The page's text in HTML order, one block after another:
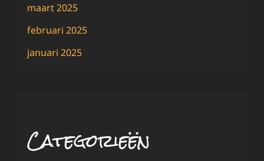
maart 2025
februari 2025
januari 2025
Categorieën